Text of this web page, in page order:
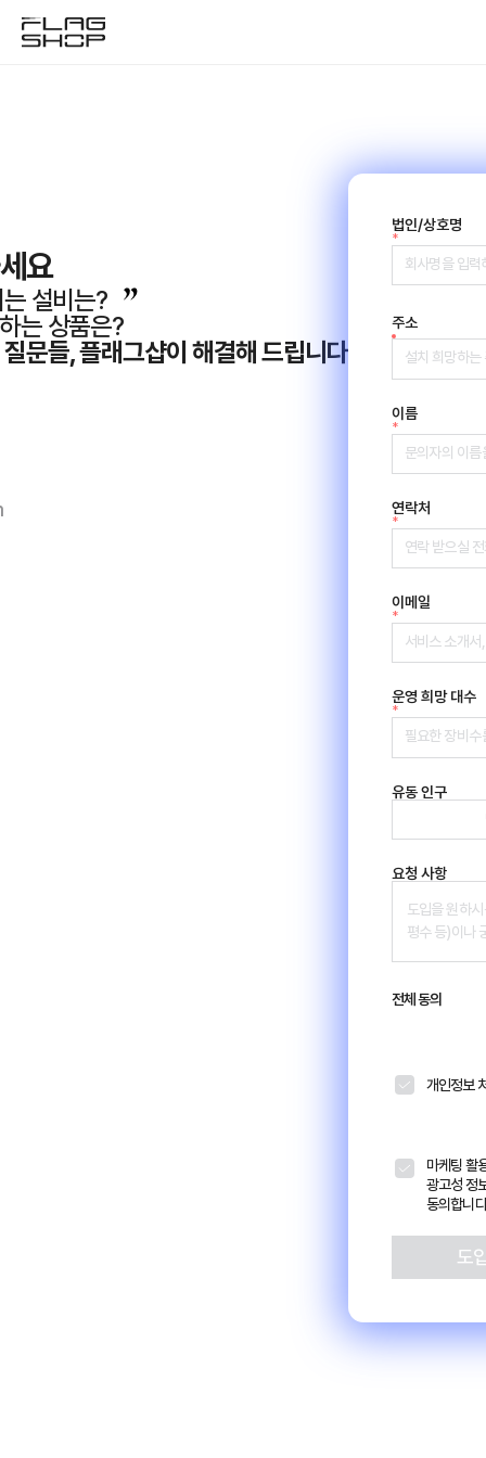
요
설비는?
는 상품은?
문들, 플래그샵이 해결해 드립니다
법인/상호명
*
주소
이름
*
연락처
*
이메일
*
운영 희망 대수
*
유동 인구
요청 사항
전체 동의
개인정보
마케팅 활
광고성 정
동의합니
도